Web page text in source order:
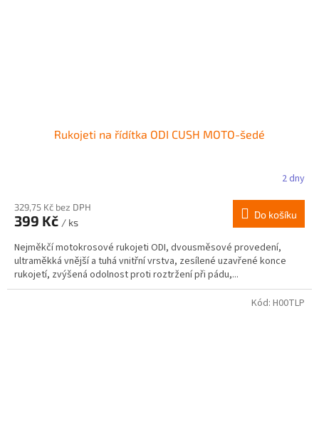
Rukojeti na řídítka ODI CUSH MOTO-šedé
2 dny
329,75 Kč bez DPH
399 Kč / ks
Do košíku
Nejměkčí motokrosové rukojeti ODI, dvousměsové provedení,
ultraměkká vnější a tuhá vnitřní vrstva, zesílené uzavřené konce
rukojetí, zvýšená odolnost proti roztržení při pádu,...
Kód: H00TLP